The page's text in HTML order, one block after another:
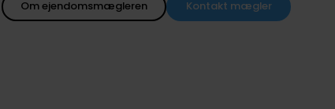
Om ejendomsmægleren Kontakt mægler